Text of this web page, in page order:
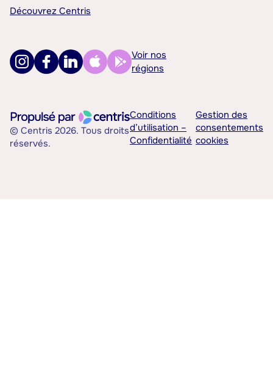
Découvrez Centris
Voir nos
régions
© Centris 2026. Tous droits
réservés.
Conditions
d’utilisation –
Confidentialité
Gestion des
consentements
cookies